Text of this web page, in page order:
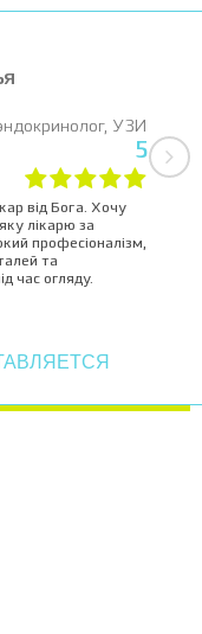
УЗИ
5
від Бога. Хочу
лікарю за
професіоналізм,
та
час огляду.